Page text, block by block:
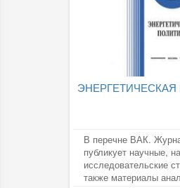
В перечне ВАК.
публикует научные,
исследовательские
также материалы